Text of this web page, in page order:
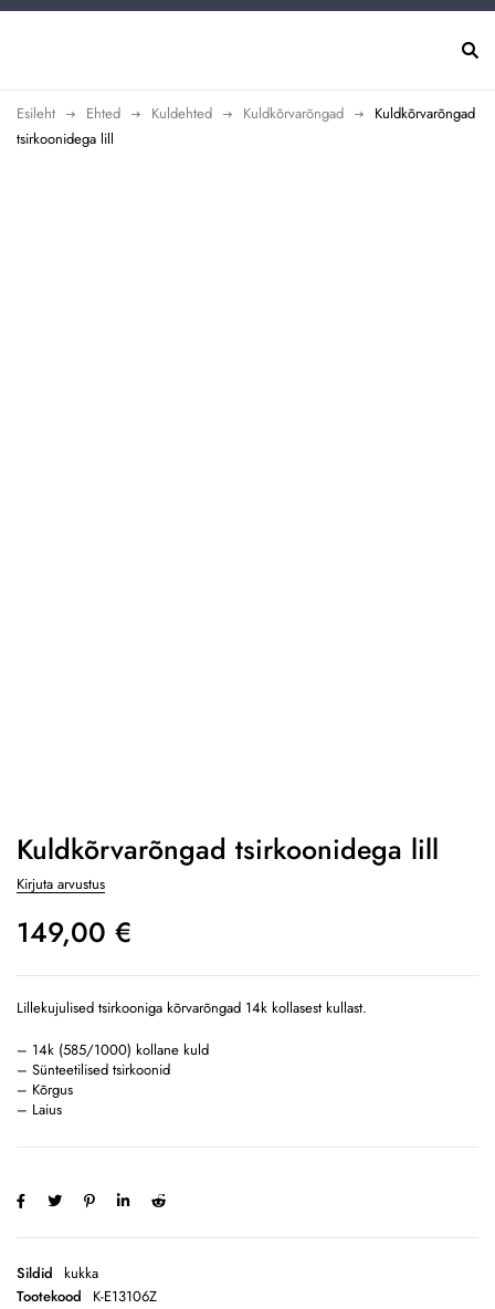
Esileht Ehted Kuldehted Kuldkõrvarõngad
Kuldkõrvarõngad
tsirkoonidega lill
Kuldkõrvarõngad tsirkoonidega lill
Kirjuta arvustus
149,00 €
Lillekujulised tsirkooniga kõrvarõngad 14k kollasest kullast.
– 14k (585/1000) kollane kuld
– Sünteetilised tsirkoonid
– Kõrgus
– Laius
Sildid
kukka
Tootekood
K-E13106Z